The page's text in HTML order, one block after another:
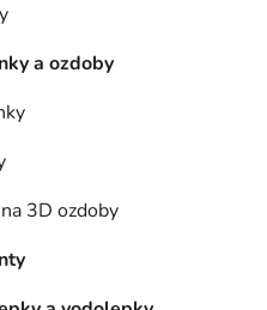
a ozdoby
3D ozdoby